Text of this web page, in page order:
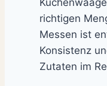
richtigen
Messen ist
Konsistenz
Zutaten im